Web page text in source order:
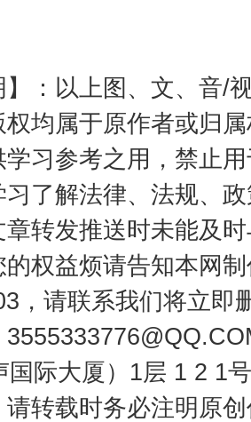
】：以上图、文、音/
均属于原作者或归
学习参考之用，禁止
了解法律、法规、
转发推送时未能及
权益烦请告知本网
，请联系我们将立即
国际大厦）1层 1 2 1
请转载时务必注明原
鳌关键词
魏明